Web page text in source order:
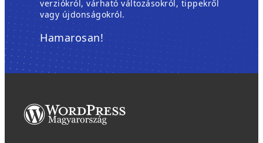
verziókról, várható változásokról, tippekről
vagy újdonságokról.
Hamarosan!